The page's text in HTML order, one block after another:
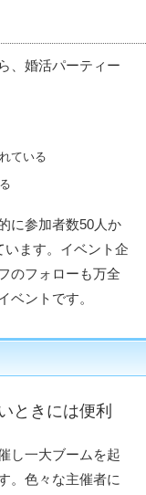
、婚活パーティー
ている
に参加者数50人か
います。イベント企
のフォローも万全
ベントです。
ときには便利
し一大ブームを起
。色々な主催者に